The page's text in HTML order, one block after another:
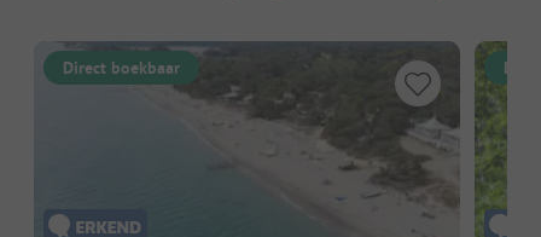
Direct boekbaar